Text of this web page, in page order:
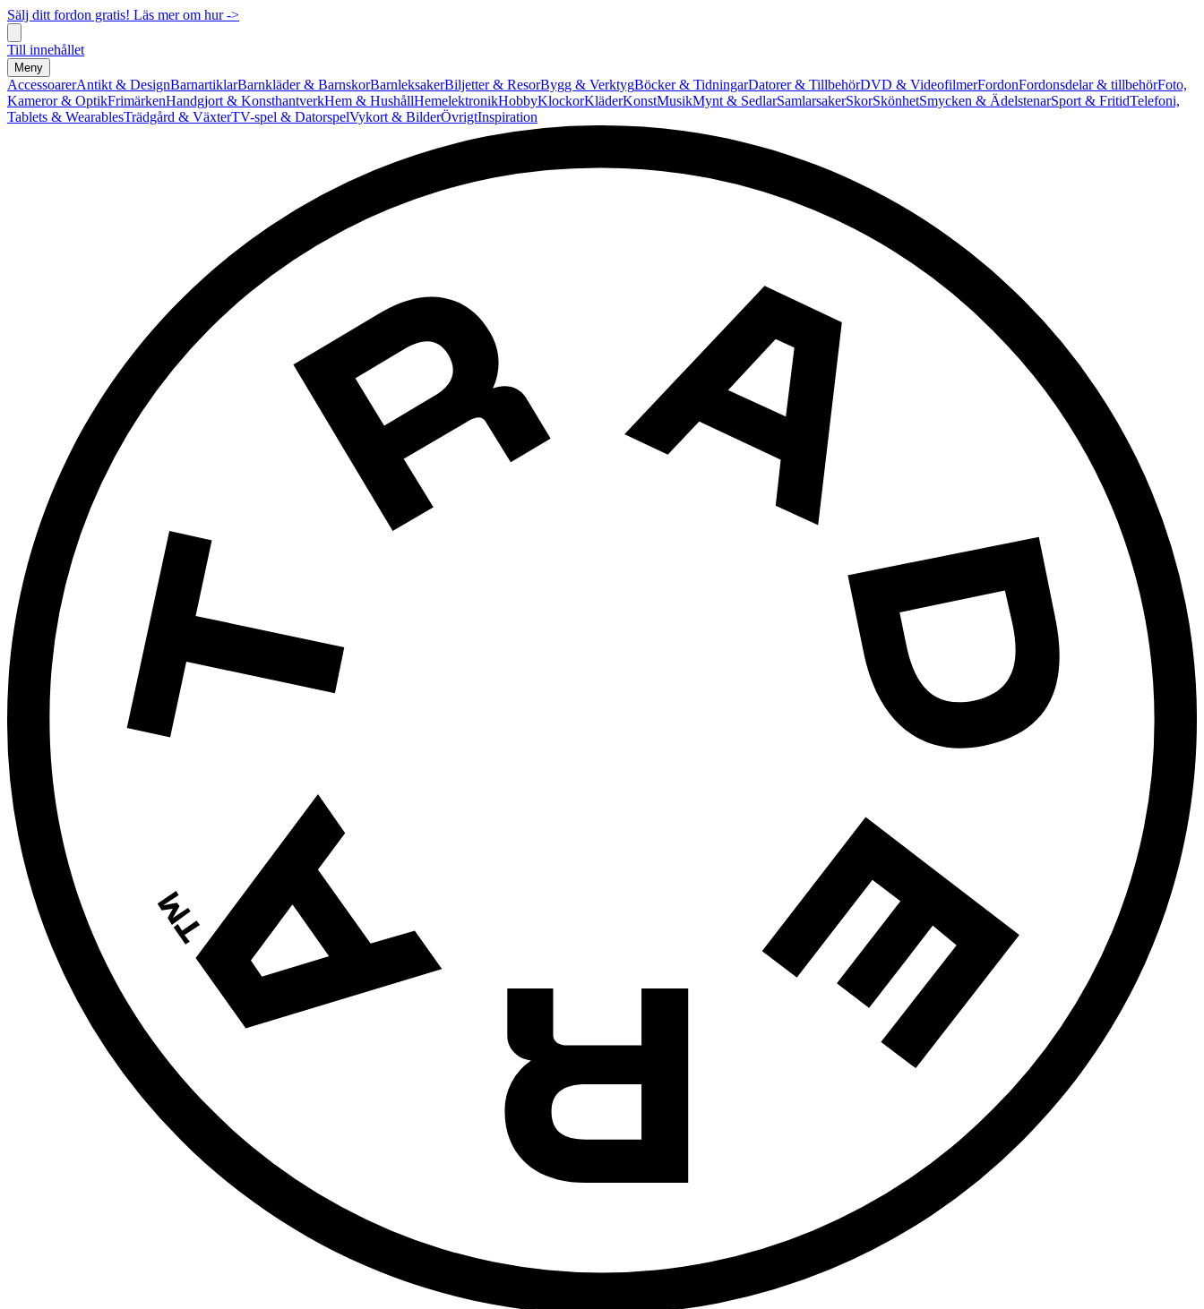
Sälj ditt fordon gratis! Läs mer om hur ->
Till innehållet
Meny
AccessoarerAntikt & DesignBarnartiklarBarnkläder & BarnskorBarnleksakerBiljetter & ResorBygg & VerktygBöcker & TidningarDatorer & TillbehörDVD & VideofilmerFordonFordonsdelar & tillbehörFoto,
Kameror & OptikFrimärkenHandgjort & KonsthantverkHem & HushållHemelektronikHobbyKlockorKläderKonstMusikMynt & SedlarSamlarsakerSkorSkönhetSmycken & ÄdelstenarSport & FritidTelefoni,
Tablets & WearablesTrädgård & VäxterTV-spel & DatorspelVykort & BilderÖvrigtInspiration